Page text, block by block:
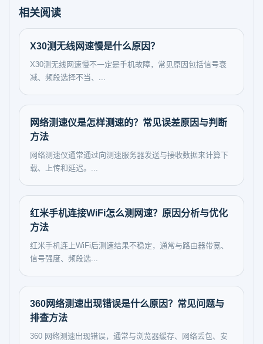
相关阅读
X30测无线网速慢是什么原因？
X30测无线网速慢不一定是手机故障，常见原因包括信号衰
减、频段选择不当、...
网络测速仪是怎样测速的？常见误差原因与判断
方法
网络测速仪通常通过向测速服务器发送与接收数据来计算下
载、上传和延迟。...
红米手机连接WiFi怎么测网速？原因分析与优化
方法
红米手机连上WiFi后测速结果不稳定，通常与路由器带宽、
信号强度、频段选...
360网络测速出现错误是什么原因？常见问题与
排查方法
360 网络测速出现错误，通常与浏览器缓存、网络丢包、安